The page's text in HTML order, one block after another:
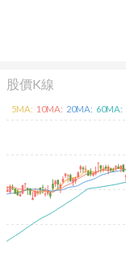
股價K線
5MA: 10MA: 20MA: 60MA: